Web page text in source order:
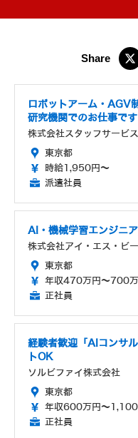
ロボットアーム・AGV
研究機関でのお仕事です
株式会社スタッフサービ
東京都
時給1,950円～
派遣社員
AI・機械学習エンジニ
株式会社アイ・エス・ビー
東京都
年収470万円～700
正社員
経験者歓迎「AIコンサ
トOK
ソルビファイ株式会社
東京都
年収600万円～1,100
正社員